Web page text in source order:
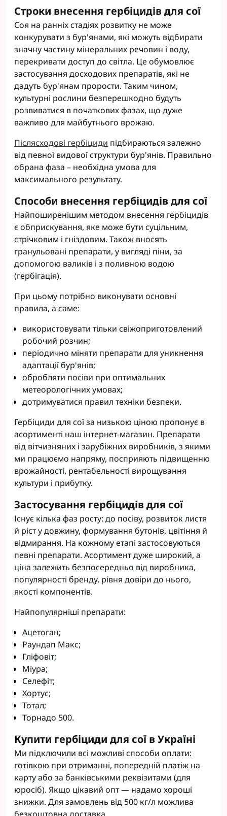
Строки внесення гербіцидів для сої
Соя на ранніх стадіях розвитку не може
конкурувати з бур'янами, які можуть відбирати
значну частину мінеральних речовин і воду,
перекривати доступ до світла. Це обумовлює
застосування досходових препаратів, які не
дадуть бур'янам прорости. Таким чином,
культурні рослини безперешкодно будуть
розвиватися в початкових фазах, що дуже
важливо для майбутнього врожаю.
Післясходові гербіциди підбираються залежно
від певної видової структури бур'янів. Правильно
обрана фаза – необхідна умова для
максимального результату.
Способи внесення гербіцидів для сої
Найпоширенішим методом внесення гербіцидів
є обприскування, яке може бути суцільним,
стрічковим і гніздовим. Також вносять
гранульовані препарати, у вигляді піни, за
допомогою валиків і з поливною водою
(гербігація).
При цьому потрібно виконувати основні
правила, а саме:
використовувати тільки свіжоприготовлений
робочий розчин;
періодично міняти препарати для уникнення
адаптації бур'янів;
обробляти посіви при оптимальних
метеорологічних умовах;
дотримуватися правил техніки безпеки.
Гербіциди для сої за низькою ціною пропонує в
асортименті наш інтернет-магазин. Препарати
від вітчизняних і зарубіжних виробників, з якими
ми працюємо напряму, посприяють підвищенню
врожайності, рентабельності вирощування
культури і прибутку.
Застосування гербіцидів для сої
Існує кілька фаз росту: до посіву, розвиток листя
й ріст у довжину, формування бутонів, цвітіння й
відмирання. На кожному етапі застосовуються
певні препарати. Асортимент дуже широкий, а
ціна залежить безпосередньо від виробника,
популярності бренду, рівня довіри до нього,
якості компонентів.
Найпопулярніші препарати:
Ацетоган;
Раундап Макс;
Гліфовіт;
Міура;
Селефіт;
Хортус;
Тотал;
Торнадо 500.
Купити гербіциди для сої в Україні
Ми підключили всі можливі способи оплати:
готівкою при отриманні, попередній платіж на
карту або за банківськими реквізитами (для
юросіб). Якщо цікавий опт — надамо хороші
знижки. Для замовлень від 500 кг/л можлива